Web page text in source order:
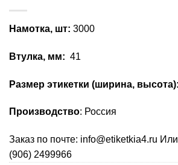
Намотка, шт: 3000
Втулка, мм: 41
Размер этикетки (ширина, высота):
Производство: Россия
Заказ по почте: info@etiketkia4.ru
(906) 2499966